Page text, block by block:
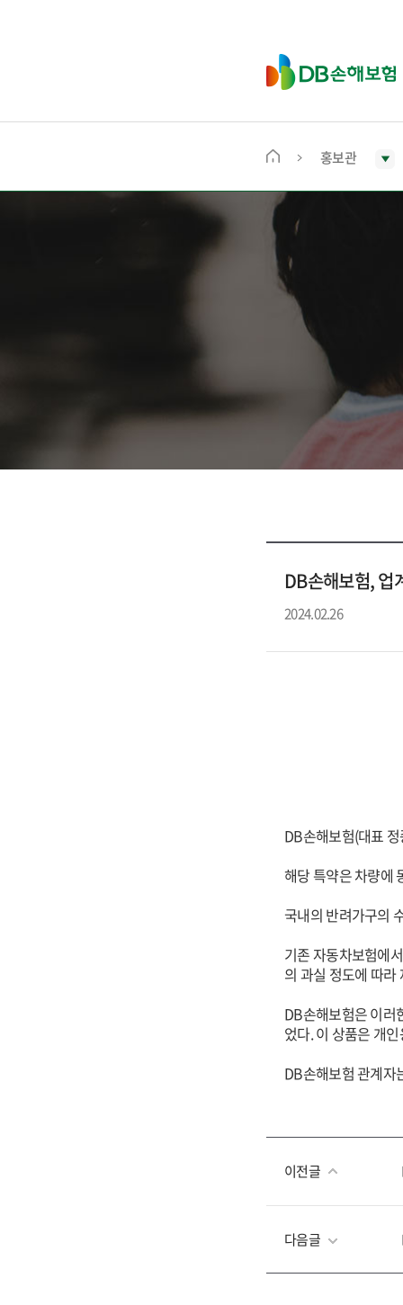
D
B
보
메
화
면
로
이
홍보관
DB손해보험, 업
2024.02.26
DB손해보험(대표
해당 특약은 차량에
국내의 반려가구의
기존 자동차보험에
의 과실 정도에 따라
DB손해보험은 이러
었다. 이 상품은 개
DB손해보험 관계자
이전글
다음글